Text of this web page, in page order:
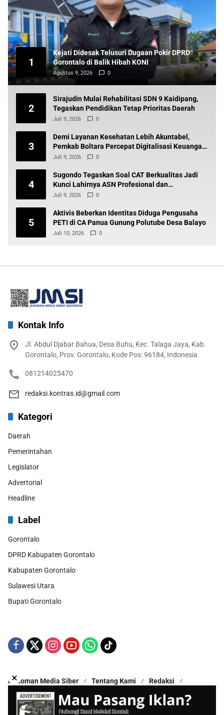
1
Kejati Didesak Telusuri Dugaan Pokir DPRD
Gorontalo di Balik Hibah KONI
Agustus 9, 2026 0
2
Sirajudin Mulai Rehabilitasi SDN 9 Kaidipang,
Tegaskan Pendidikan Tetap Prioritas Daerah
Juli 9, 2026 0
3
Demi Layanan Kesehatan Lebih Akuntabel,
Pemkab Boltara Percepat Digitalisasi Keuangan
BLUD
Juli 9, 2026 0
4
Sugondo Tegaskan Soal CAT Berkualitas Jadi
Kunci Lahirnya ASN Profesional dan
Berintegritas
Juli 9, 2026 0
5
Aktivis Beberkan Identitas Diduga Pengusaha
PETI di CA Panua Gunung Polutube Desa Balayo
Juli 10, 2026 0
Kontak Info
Jl. Abdul Djabar Bahua, Desa Buhu, Kec. Talaga Jaya, Kab.
Gorontalo, Prov. Gorontalo, Kode Pos: 96184, Indonesia
081214025470
redaksi.kontras.id@gmail.com
Kategori
Daerah
Pemerintahan
Legislator
Advertorial
Headline
Label
Gorontalo
DPRD Kabupaten Gorontalo
Kabupaten Gorontalo
Sulawesi Utara
Bupati Gorontalo
Pedoman Media Siber Tentang Kami
Redaksi
Kontak Kami
Disclaimer
Copyright © 2025 - All Rights Reserved | Proudly Hosted by
×